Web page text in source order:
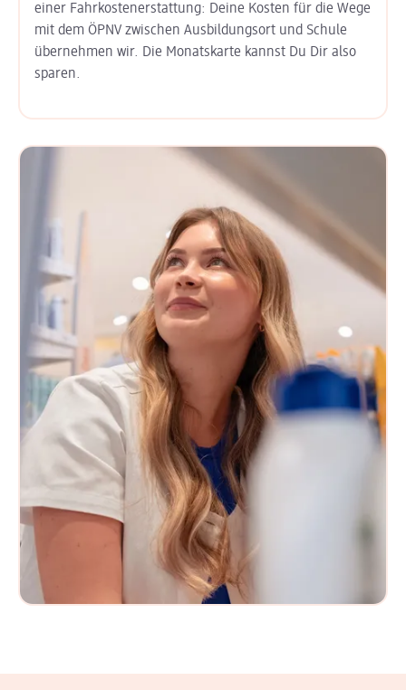
einer Fahr­kosten­erstat­tung: Deine Kosten für die Wege
mit dem ÖPNV zwischen Ausbildungs­ort und Schule
übernehmen wir. Die Monats­karte kannst Du Dir also
sparen.